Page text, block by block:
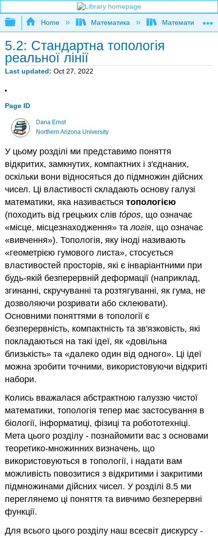
Expand/collapse global hierarchy
Home Математика Математична
5.2: Стандартна топологія
реальної лінії
Last updated Oct 27, 2022
Page ID
Dana Ernst
Northern Arizona University
У цьому розділі ми представимо поняття
відкритих, замкнутих, компактних і з'єднаних,
оскільки вони відносяться до підмножин дійсних
чисел. Ці властивості складають основу галузі
математики, яка називаєтьсятопологією
(походить від грецьких слівtópos, що означає
«місце, місцезнаходження» талогія, що означає
«вивчення»). Топологія, яку іноді називають
«геометрією гумового листа», стосується
властивостей просторів, які є інваріантними при
будь-якій безперервній деформації (наприклад,
згинанні, скручуванні та розтягуванні, як гума, не
дозволяючи розривати або склеювати).
Основними поняттями в топології є
безперервність, компактність та зв'язковість, які
покладаються на такі ідеї, як «довільна
близькість» та «далеко один від одного». Ці ідеї
можна зробити точними, використовуючи відкриті
набори.
Колись вважалася абстрактною галуззю чистої
математики, топологія тепер має застосування в
біології, інформатиці, фізиці та робототехніці.
Мета цього розділу - познайомити вас з основами
теоретико-множинних визначень, що
використовуються в топології, і надати вам
можливість повозитися з відкритими і закритими
підмножинами дійсних чисел. У розділі 8.5 ми
переглянемо ці поняття та вивчимо безперервні
функції.
Для всього цього розділу наш всесвіт дискурсу -